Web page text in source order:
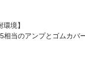
環境】
相当のアンプとゴムカバ